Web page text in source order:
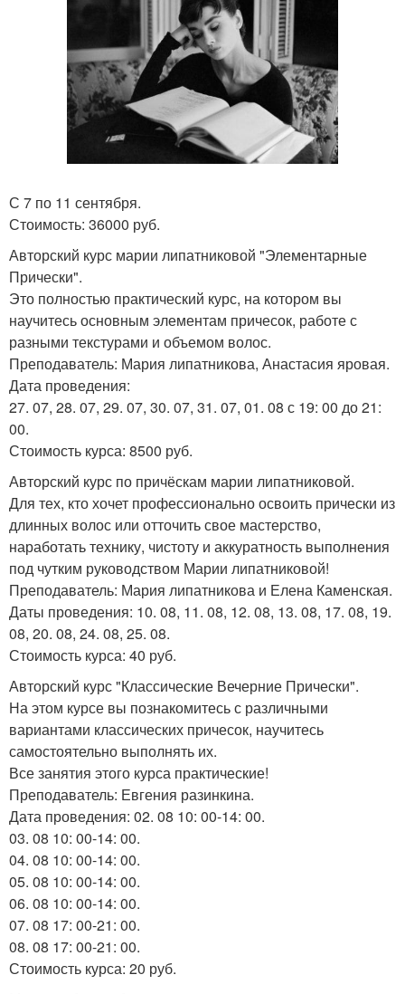
С 7 по 11 сентября.
Стоимость: 36000 руб.
Авторский курс марии липатниковой "Элементарные
Прически".
Это полностью практический курс, на котором вы
научитесь основным элементам причесок, работе с
разными текстурами и объемом волос.
Преподаватель: Мария липатникова, Анастасия яровая.
Дата проведения:
27. 07, 28. 07, 29. 07, 30. 07, 31. 07, 01. 08 с 19: 00 до 21:
00.
Стоимость курса: 8500 руб.
Авторский курс по причёскам марии липатниковой.
Для тех, кто хочет профессионально освоить прически из
длинных волос или отточить свое мастерство,
наработать технику, чистоту и аккуратность выполнения
под чутким руководством Марии липатниковой!
Преподаватель: Мария липатникова и Елена Каменская.
Даты проведения: 10. 08, 11. 08, 12. 08, 13. 08, 17. 08, 19.
08, 20. 08, 24. 08, 25. 08.
Стоимость курса: 40 руб.
Авторский курс "Классические Вечерние Прически".
На этом курсе вы познакомитесь с различными
вариантами классических причесок, научитесь
самостоятельно выполнять их.
Все занятия этого курса практические!
Преподаватель: Евгения разинкина.
Дата проведения: 02. 08 10: 00-14: 00.
03. 08 10: 00-14: 00.
04. 08 10: 00-14: 00.
05. 08 10: 00-14: 00.
06. 08 10: 00-14: 00.
07. 08 17: 00-21: 00.
08. 08 17: 00-21: 00.
Стоимость курса: 20 руб.